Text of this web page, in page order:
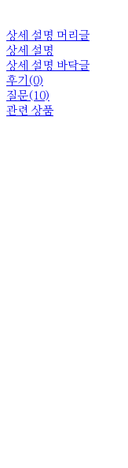
상세 설명 머리글
상세 설명
상세 설명 바닥글
후기(0)
질문(10)
관련 상품